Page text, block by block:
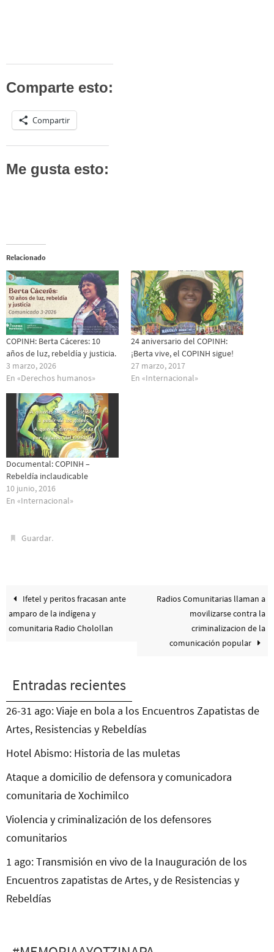
Comparte esto:
Compartir
Me gusta esto:
Relacionado
COPINH: Berta Cáceres: 10
años de luz, rebeldía y justicia.
3 marzo, 2026
En «Derechos humanos»
24 aniversario del COPINH:
¡Berta vive, el COPINH sigue!
27 marzo, 2017
En «Internacional»
Documental: COPINH –
Rebeldía inclaudicable
10 junio, 2016
En «Internacional»
Guardar.
Ifetel y peritos fracasan ante
amparo de la indígena y
comunitaria Radio Cholollan
Radios Comunitarias llaman a
movilizarse contra la
criminalizacion de la
comunicación popular
Entradas recientes
26-31 ago: Viaje en bola a los Encuentros Zapatistas de
Artes, Resistencias y Rebeldías
Hotel Abismo: Historia de las muletas
Ataque a domicilio de defensora y comunicadora
comunitaria de Xochimilco
Violencia y criminalización de los defensores
comunitarios
1 ago: Transmisión en vivo de la Inauguración de los
Encuentros zapatistas de Artes, y de Resistencias y
Rebeldías